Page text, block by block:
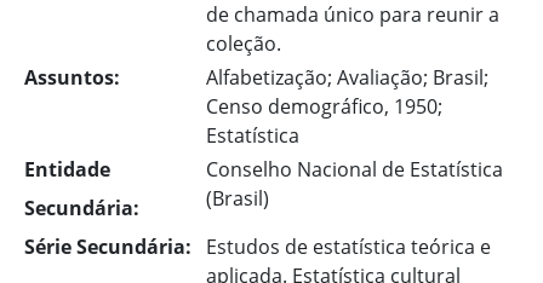
de chamada único para reunir a
coleção.
Assuntos:
Alfabetização; Avaliação; Brasil;
Censo demográfico, 1950;
Estatística
Entidade
Secundária:
Conselho Nacional de Estatística
(Brasil)
Série Secundária:
Estudos de estatística teórica e
aplicada. Estatística cultural